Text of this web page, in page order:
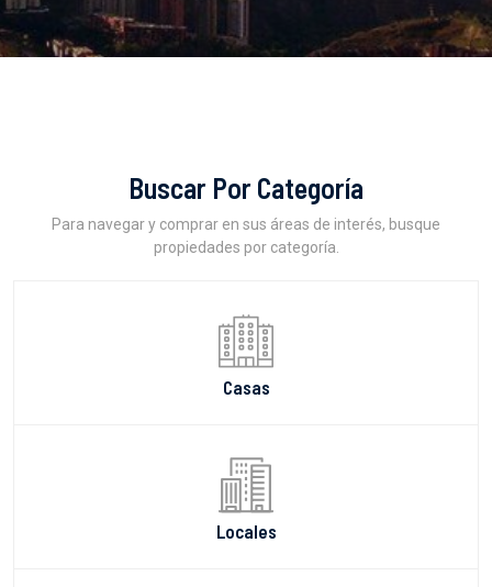
Buscar Por Categoría
Para navegar y comprar en sus áreas de interés, busque
propiedades por categoría.
Casas
Locales